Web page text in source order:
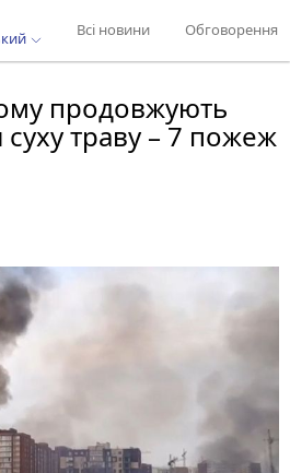
Всі новини Обговорення
продовжують
траву – 7 пожеж